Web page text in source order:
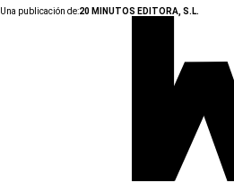
Una publicación de:20 MINUTOS EDITORA, S.L.